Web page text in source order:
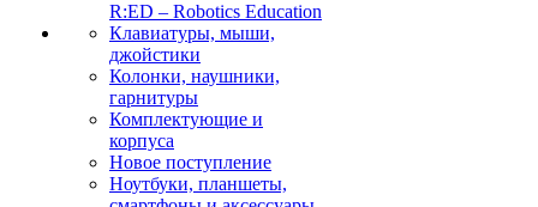
R:ED – Robotics Education
Клавиатуры, мыши,
джойстики
Колонки, наушники,
гарнитуры
Комплектующие и
корпуса
Новое поступление
Ноутбуки, планшеты,